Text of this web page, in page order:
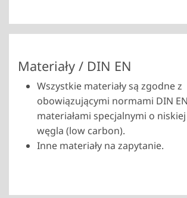
Materiały / DIN EN
Wszystkie materiały są zgodne z
obowiązującymi normami DIN
materiałami specjalnymi o
węgla (low carbon).
Inne materiały na zapytanie.